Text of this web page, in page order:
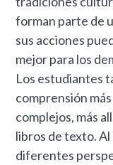
forman parte de
sus acciones
mejor para los
Los estudiantes
comprensión
complejos, más
libros de texto.
diferentes